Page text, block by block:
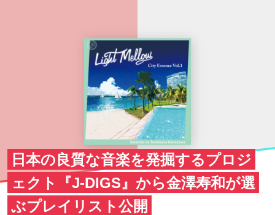
日本の良質な音楽を発掘するプロジ
ェクト『J-DIGS』から金澤寿和が選
ぶプレイリスト公開